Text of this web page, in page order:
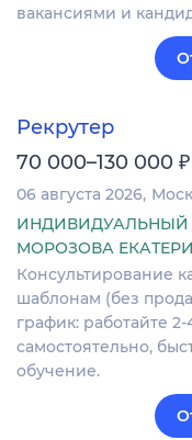
вакансиями и
Рекрутер
70 000–130 000 ₽
06 августа 2026
ИНДИВИДУАЛЬНЫЙ
МОРОЗОВА
Консультирование
шаблонам (без
график: работайте
самостоятельно,
обучение.